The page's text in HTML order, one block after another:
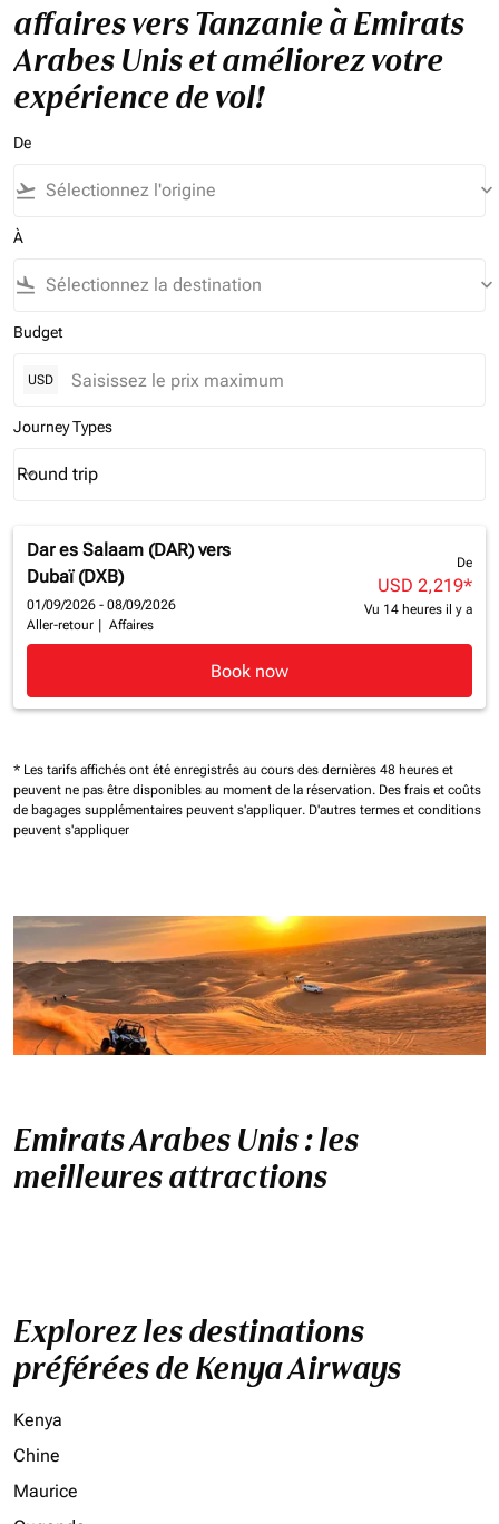
affaires vers Tanzanie à Emirats
Arabes Unis et améliorez votre
expérience de vol!
De
flight_takeoff keyboard_arrow_down
À
flight_land keyboard_arrow_down
Budget
USD
Journey Types
Journey Types option Round trip Selected
Round trip
keyboard_arrow_down
Dar es Salaam (DAR) vers
Dubaï (DXB)
01/09/2026 - 08/09/2026
Aller-retour
Affaires
De
USD 2,219*
Vu 14 heures il y a
Book now
* Les tarifs affichés ont été enregistrés au cours des dernières 48 heures et
peuvent ne pas être disponibles au moment de la réservation. Des frais et coûts
de bagages supplémentaires peuvent s'appliquer. D'autres termes et conditions
peuvent s'appliquer
Emirats Arabes Unis : les
meilleures attractions
Explorez les destinations
préférées de Kenya Airways
Kenya
Chine
Maurice